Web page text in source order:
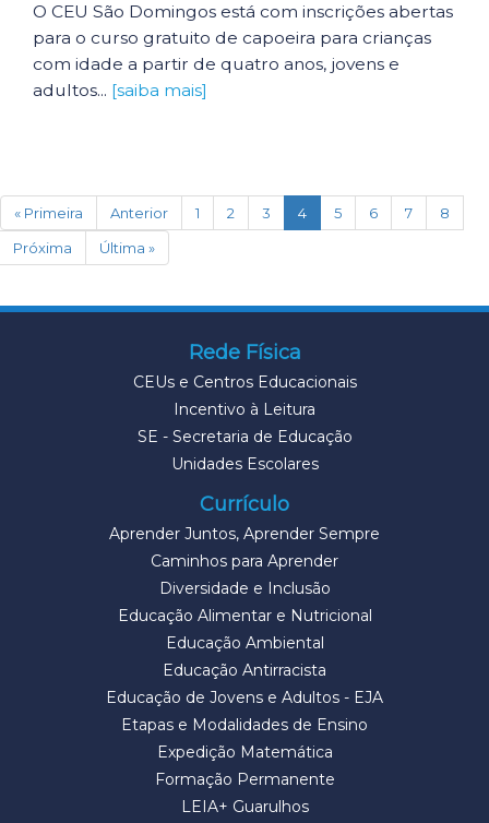
O CEU São Domingos está com inscrições abertas
para o curso gratuito de capoeira para crianças
com idade a partir de quatro anos, jovens e
adultos... [saiba mais]
« Primeira Anterior 1 2 3 4(current)
5 6 7
8
Próxima
Última »
Rede Física
CEUs e Centros Educacionais
Incentivo à Leitura
SE - Secretaria de Educação
Unidades Escolares
Currículo
Aprender Juntos, Aprender Sempre
Caminhos para Aprender
Diversidade e Inclusão
Educação Alimentar e Nutricional
Educação Ambiental
Educação Antirracista
Educação de Jovens e Adultos - EJA
Etapas e Modalidades de Ensino
Expedição Matemática
Formação Permanente
LEIA+ Guarulhos